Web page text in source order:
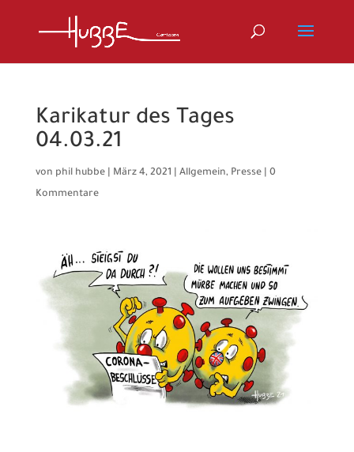
Karikatur des Tages
04.03.21
von phil hubbe| März 4, 2021 Allgemein, Presse| 0
Kommentare